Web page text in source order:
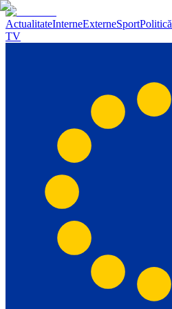
ActualitateInterneExterneSportPolitică
TV